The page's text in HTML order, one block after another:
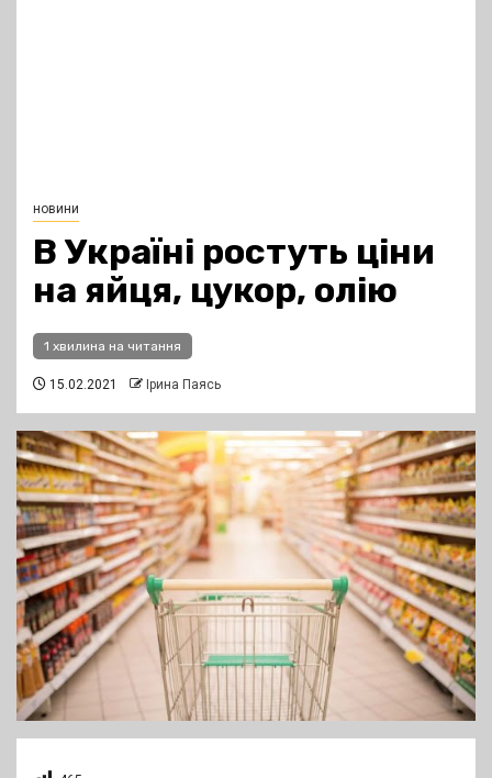
новини
В Україні ростуть ціни
на яйця, цукор, олію
1 хвилина на читання
15.02.2021 Ірина Паясь